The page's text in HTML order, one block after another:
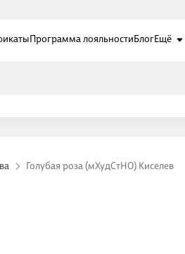
Программа лояльностиБлогЕщё
Голубая роза (мХудСтНО) Киселев